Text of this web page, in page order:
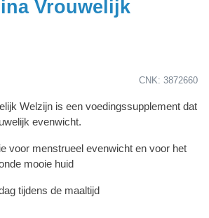
Vrouwelijk
CNK: 3872660
Welzijn is een voedingssupplement dat
evenwicht.
voor menstrueel evenwicht en voor het
mooie huid
tijdens de maaltijd